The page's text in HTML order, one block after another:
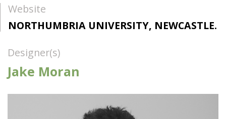
Website
NORTHUMBRIA UNIVERSITY, NEWCASTLE.
Designer(s)
Jake Moran